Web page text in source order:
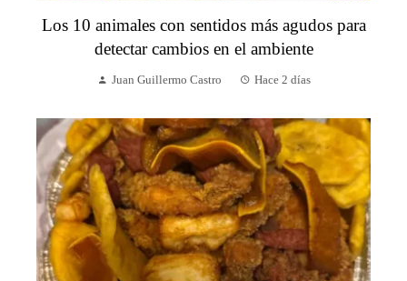
Los 10 animales con sentidos más agudos para
detectar cambios en el ambiente
Juan Guillermo Castro Hace 2 días